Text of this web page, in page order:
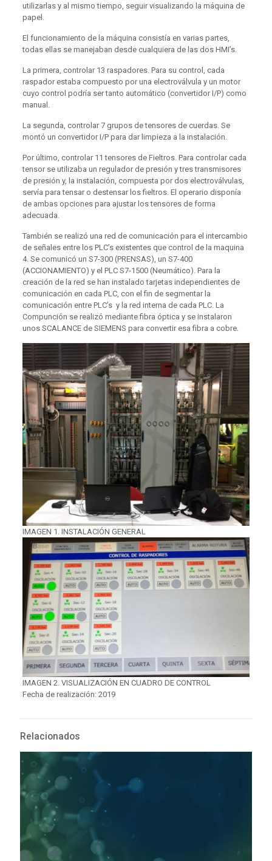
utilizarlas y al mismo tiempo, seguir visualizando la máquina de
papel.
El funcionamiento de la máquina consistía en varias partes,
todas ellas se manejaban desde cualquiera de las dos HMI’s.
La primera, controlar 13 raspadores. Para su control, cada
raspador estaba compuesto por una electroválvula y un motor
cuyo control podría ser tanto automático (convertidor I/P) como
manual.
La segunda, controlar 7 grupos de tensores de cuerdas. Se
montó un convertidor I/P para dar limpieza a la instalación.
Por último, controlar 11 tensores de Fieltros. Para controlar cada
tensor se utilizaba un regulador de presión y tres transmisores
de presión y, la instalación, compuesta por dos electroválvulas,
servía para tensar o destensar los fieltros. El operario disponía
de ambas opciones para ajustar los tensores de forma
adecuada.
También se realizó una red de comunicación para el intercambio
de señales entre los PLC’s existentes que control de la maquina
4. Se comunicó un S7-300 (PRENSAS), un S7-400
(ACCIONAMIENTO) y el PLC S7-1500 (Neumático). Para la
creación de la red se han instalado tarjetas independientes de
comunicación en cada PLC, con el fin de segmentar la
comunicación entre PLC’s y la red interna de cada PLC. La
Compunción se realizó mediante fibra óptica y se instalaron
unos SCALANCE de SIEMENS para convertir esa fibra a cobre.
IMAGEN 1. INSTALACIÓN GENERAL
IMAGEN 2. VISUALIZACIÓN EN CUADRO DE CONTROL
Fecha de realización: 2019
Relacionados